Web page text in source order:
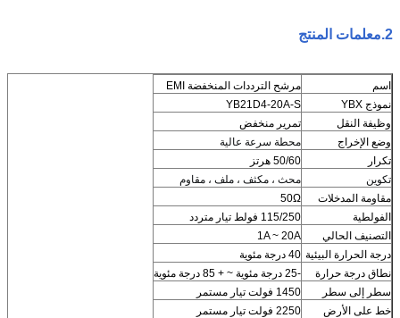
2. معلمات المنتج
اسم
مرشح الترددات المنخفضة EMI
نموذج YBX
YB21D4-20A-S
وظيفة النقل
تمرير منخفض
وضع الإخراج
محطة سرعة عالية
تكرار
50/60 هرتز
تكوين
محث ، مكثف ، ملف ، مقاوم
مقاومة المدخلات
50Ω
الفولطية
115/250 فولط تيار متردد
التصنيف الحالي
1A ~ 20A
درجة الحرارة البيئية 40 درجة مئوية
نطاق درجة حرارة
-25 درجة مئوية ~ + 85 درجة مئوية
سطر إلى سطر
1450 فولت تيار مستمر
خط على الأرض
2250 فولت تيار مستمر